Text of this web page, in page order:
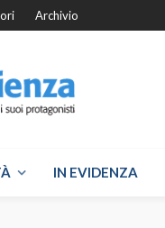
Archivio
IN EVIDENZA